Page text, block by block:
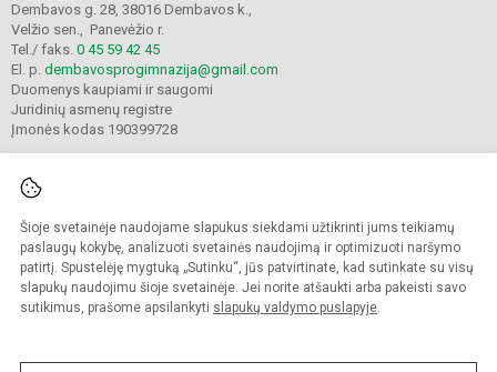
Šioje svetainėje naudojame slapukus siekdami užtikrinti jums teikiamų
paslaugų kokybę, analizuoti svetainės naudojimą ir optimizuoti naršymo
patirtį. Spustelėję mygtuką „Sutinku“, jūs patvirtinate, kad sutinkate su visų
slapukų naudojimu šioje svetainėje. Jei norite atšaukti arba pakeisti savo
sutikimus, prašome apsilankyti slapukų valdymo puslapyje.
Dembavos g. 28, 38016 Dembavos k.,
Velžio sen., Panevėžio r.
Tel./ faks. 0 45 59 42 45
El. p. dembavosprogimnazija@gmail.com
Duomenys kaupiami ir saugomi
Juridinių asmenų registre
Įmonės kodas 190399728
© 2021. Panevėžio r. Dembavos progimnazija. Visos teisės saugomos.
Kopijuoti turinį be raštiško progimnazijos sutikimo griežtai draudžiama.
Prieinamumo paraiška Slapukų valdymas
Sumanus būdas atnaujinti